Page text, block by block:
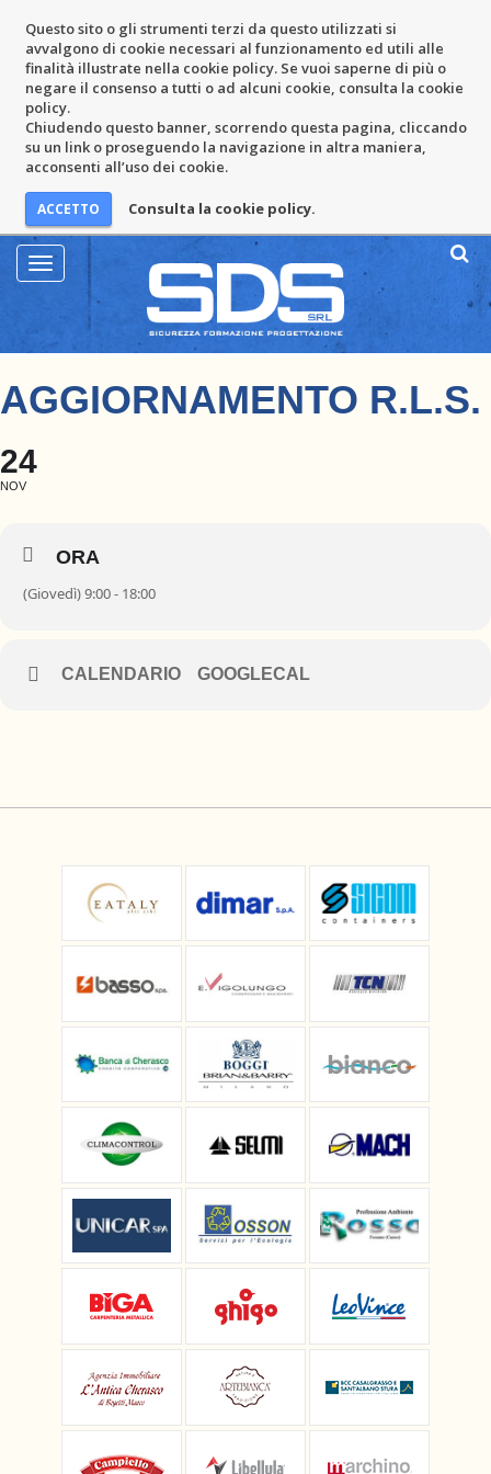
Questo sito o gli strumenti terzi da questo utilizzati si
avvalgono di cookie necessari al funzionamento ed utili alle
finalità illustrate nella cookie policy. Se vuoi saperne di più o
negare il consenso a tutti o ad alcuni cookie, consulta la cookie
policy.
Chiudendo questo banner, scorrendo questa pagina, cliccando
su un link o proseguendo la navigazione in altra maniera,
acconsenti all’uso dei cookie.
Consulta la cookie policy.
Mostra
Menu
AGGIORNAMENTO R.L.S.
24
NOV
ORA
(Giovedì) 9:00 - 18:00
CALENDARIO GOOGLECAL